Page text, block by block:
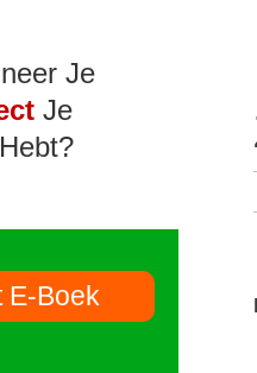
Je
Je
E-Boek